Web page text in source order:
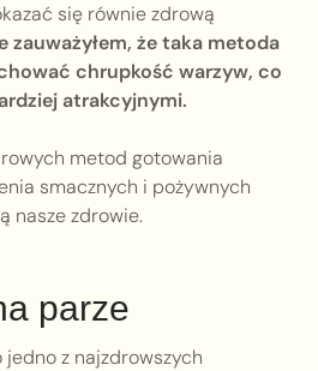
się równie zdrową
zauważyłem, że taka metoda
chrupkość warzyw, co
atrakcyjnymi.
metod gotowania
smacznych i pożywnych
nasze zdrowie.
parze
z najzdrowszych